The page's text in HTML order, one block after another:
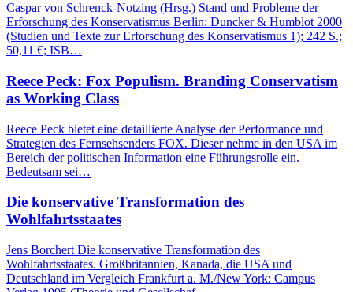
Caspar von Schrenck-Notzing (Hrsg.) Stand und Probleme der
Erforschung des Konservatismus Berlin: Duncker & Humblot 2000
(Studien und Texte zur Erforschung des Konservatismus 1); 242 S.;
50,11 €; ISB…
Reece Peck: Fox Populism. Branding Conservatism
as Working Class
Reece Peck bietet eine detaillierte Analyse der Performance und
Strategien des Fernsehsenders FOX. Dieser nehme in den USA im
Bereich der politischen Information eine Führungsrolle ein.
Bedeutsam sei…
Die konservative Transformation des
Wohlfahrtsstaates
Jens Borchert Die konservative Transformation des
Wohlfahrtsstaates. Großbritannien, Kanada, die USA und
Deutschland im Vergleich Frankfurt a. M./New York: Campus